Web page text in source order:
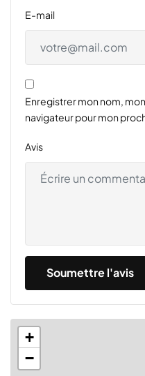
E-mail
Enregistrer mon nom,
navigateur pour mon
Avis
+
−